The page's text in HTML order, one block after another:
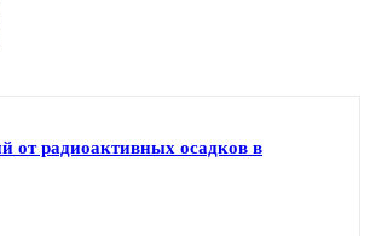
от радиоактивных осадков в